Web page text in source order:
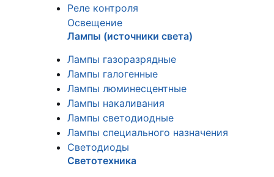
Реле контроля
Освещение
Лампы (источники света)
Лампы газоразрядные
Лампы галогенные
Лампы люминесцентные
Лампы накаливания
Лампы светодиодные
Лампы специального назначения
Светодиоды
Светотехника